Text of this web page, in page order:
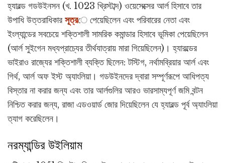
হ্যারল্ড গডউইনসন (খ. 1023 খ্রিস্টাব্দ) ওয়েসেক্সের আর্ল হিসাবে তার
উপাধি উত্তরাধিকার সূত্রে পেয়েছিলেন এবং পরিবারের নেতা এবং
ইংল্যান্ডের সবচেয়ে শক্তিশালী সামরিক কমান্ডার হিসাবে ভূমিকা পেয়েছিলেন
(আর্ল সুইগেন মধ্যপ্রাচ্যের তীর্থযাত্রায় মারা গিয়েছিলেন)। হ্যারল্ডের
ভাইরাও রাজ্যের শক্তিশালী ব্যক্তি ছিলেন: টস্টিগ, নর্থামব্রিয়ার আর্ল এবং
গির্থ, আর্ল অফ ইস্ট অ্যাংলিয়া। গডউইনদের দ্বারা সম্পূর্ণরূপে আধিপত্য
বিস্তার না করার জন্য এবং তার আর্লগুলির আরও ভারসাম্যপূর্ণ জমি বন্টন
নিশ্চিত করার জন্য, রাজা এডওয়ার্ড জোর দিয়েছিলেন যে হ্যারল্ড পূর্ব অ্যাংলিয়া
ত্যাগ করেছিলেন।
নরম্যান্ডির উইলিয়াম